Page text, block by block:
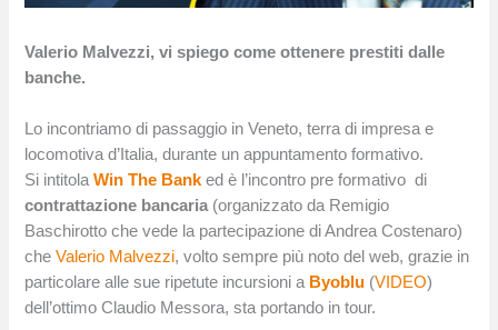
Valerio Malvezzi, vi spiego come ottenere prestiti dalle
banche.
Lo incontriamo di passaggio in Veneto, terra di impresa e
locomotiva d’Italia, durante un appuntamento formativo.
Si intitolaWin The Bank ed è l’incontro pre formativo di
contrattazione bancaria (organizzato da Remigio
Baschirotto che vede la partecipazione di Andrea Costenaro)
cheValerio Malvezzi, volto sempre più noto del web, grazie in
particolare alle sue ripetute incursioni a Byoblu (VIDEO)
dell’ottimo Claudio Messora, sta portando in tour.